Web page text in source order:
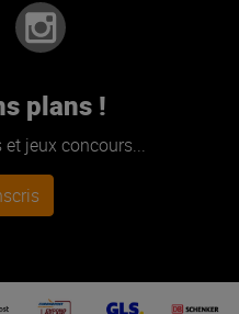
plans !
jeux concours...